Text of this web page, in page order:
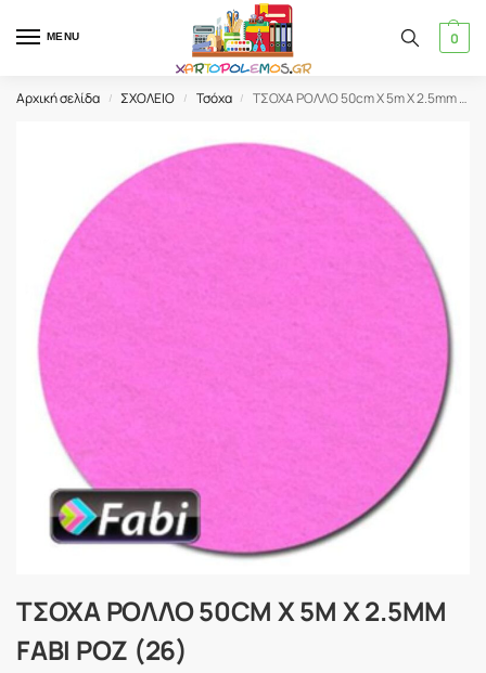
MENU 0
Αρχική σελίδα / ΣΧΟΛΕΙΟ / Τσόχα / ΤΣΟΧΑ ΡΟΛΛΟ 50cm Χ 5m X 2.5mm FABI ΡΟΖ (26)
ΤΣΟΧΑ ΡΟΛΛΟ 50CM Χ 5M X 2.5MM
FABI ΡΟΖ (26)